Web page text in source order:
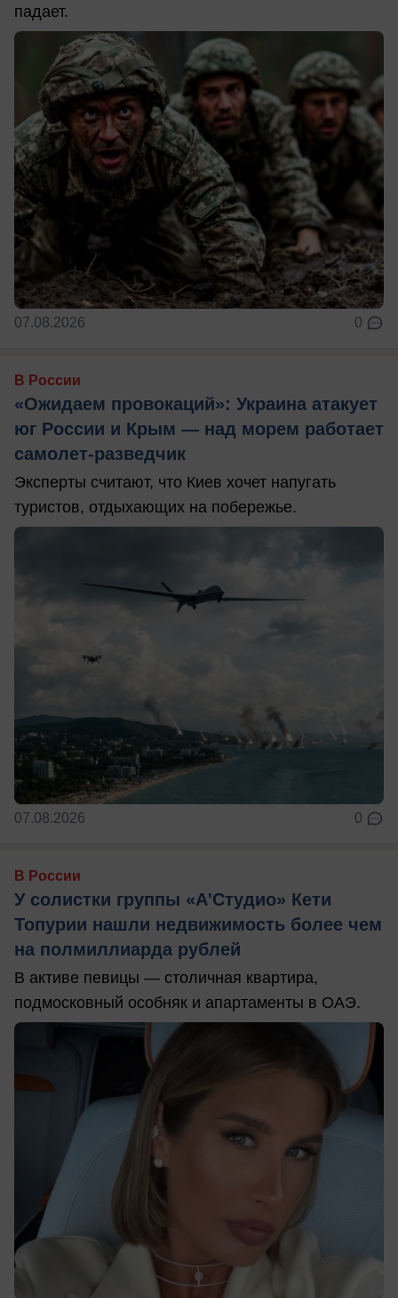
падает.
07.08.2026 0
В России
«Ожидаем провокаций»: Украина атакует
юг России и Крым — над морем работает
самолет-разведчик
Эксперты считают, что Киев хочет напугать
туристов, отдыхающих на побережье.
07.08.2026 0
В России
У солистки группы «А'Студио» Кети
Топурии нашли недвижимость более чем
на полмиллиарда рублей
В активе певицы — столичная квартира,
подмосковный особняк и апартаменты в ОАЭ.